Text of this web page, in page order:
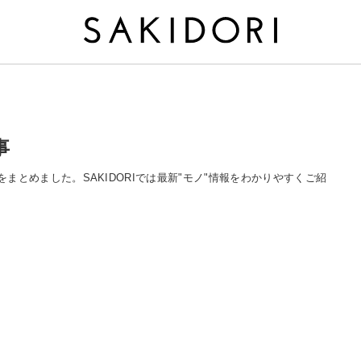
とめました。SAKIDORIでは最新"モノ"情報をわかりやすくご紹